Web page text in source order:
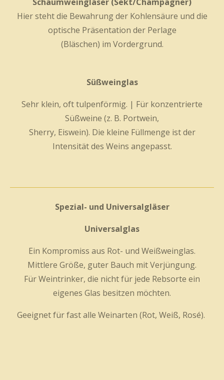
Hier steht die Bewahrung der Kohlensäure und die
optische Präsentation der Perlage
(Bläschen) im Vordergrund.
Süßweinglas
Sehr klein, oft tulpenförmig. | Für konzentrierte
Süßweine (z. B. Portwein,
Sherry, Eiswein). Die kleine Füllmenge ist der
Intensität des Weins angepasst.
Spezial- und Universalgläser
Universalglas
Ein Kompromiss aus Rot- und Weißweinglas.
Mittlere Größe, guter Bauch mit Verjüngung.
Für Weintrinker, die nicht für jede Rebsorte ein
eigenes Glas besitzen möchten.
Geeignet für fast alle Weinarten (Rot, Weiß, Rosé).